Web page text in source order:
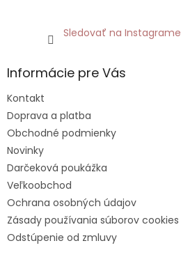
Sledovať na Instagrame
Informácie pre Vás
Kontakt
Doprava a platba
Obchodné podmienky
Novinky
Darčeková poukážka
Veľkoobchod
Ochrana osobných údajov
Zásady používania súborov cookies
Odstúpenie od zmluvy